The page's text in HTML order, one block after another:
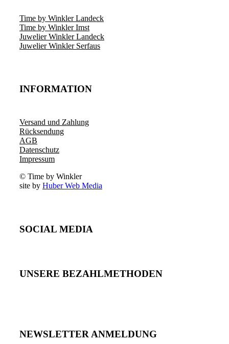
Time by Winkler Landeck
Time by Winkler Imst
Juwelier Winkler Landeck
Juwelier Winkler Serfaus
INFORMATION
Versand und Zahlung
Rücksendung
AGB
Datenschutz
Impressum
© Time by Winkler
site by Huber Web Media
SOCIAL MEDIA
UNSERE BEZAHLMETHODEN
NEWSLETTER ANMELDUNG